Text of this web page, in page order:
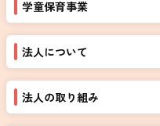
学童保育事業
法人について
法人の取り組み